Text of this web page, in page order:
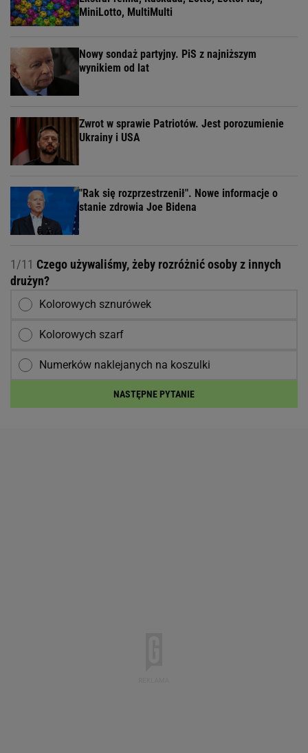
MiniLotto, MultiMulti
Nowy sondaż partyjny. PiS z najniższym
wynikiem od lat
Zwrot w sprawie Patriotów. Jest porozumienie
Ukrainy i USA
"Rak się rozprzestrzenił". Nowe informacje o
stanie zdrowia Joe Bidena
1/11 Czego używaliśmy, żeby rozróżnić osoby z innych
drużyn?
Kolorowych sznurówek
Kolorowych szarf
Numerków naklejanych na koszulki
NASTĘPNE PYTANIE